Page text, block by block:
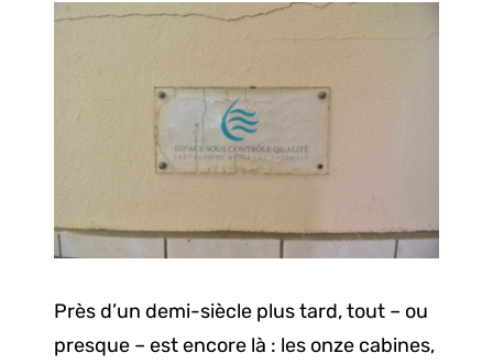
Près d’un demi-siècle plus tard, tout – ou
presque – est encore là : les onze cabines,